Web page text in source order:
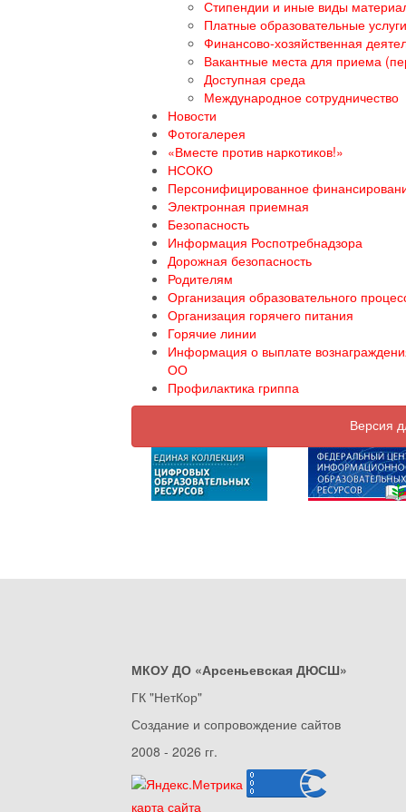
Стипендии и иные виды
Платные образовательные услуги
Финансово-хозяйственная
Вакантные места для приема
Доступная среда
Международное сотрудничество
Новости
Фотогалерея
«Вместе против наркотиков!»
НСОКО
Персонифицированное
Электронная приемная
Безопасность
Информация Роспотребнадзора
Дорожная безопасность
Родителям
Организация образовательного
Организация горячего питания
Горячие линии
Информация о выплате
ОО
Профилактика гриппа
Версия
МКОУ ДО «Арсеньевская ДЮСШ»
ГК "НетКор"
Создание и сопровождение сайтов
2008 - 2026 гг.
карта сайта